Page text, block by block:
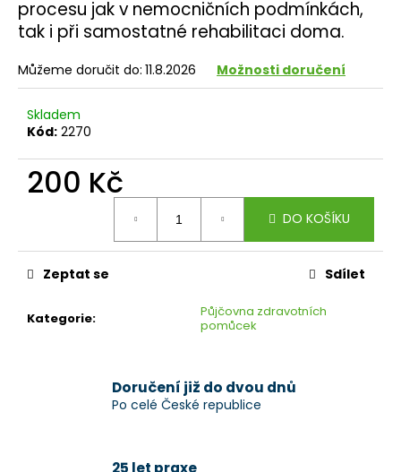
procesu jak v nemocničních podmínkách,
tak i při samostatné rehabilitaci doma.
Můžeme doručit do: 11.8.2026 Možnosti doručení
Skladem
Kód: 2270
200 Kč
DO KOŠÍKU
Kategorie:
Půjčovna zdravotních
pomůcek
Zeptat se Sdílet
Doručení již do dvou dnů
Po celé České republice
25 let praxe
u
j
e
m